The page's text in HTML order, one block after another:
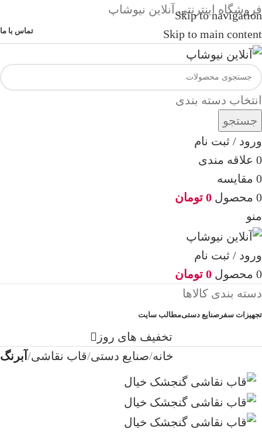
Skip to navigation
Skip to main content
فروشگاه اینترنتی آنلاین نیوشاپ
تماس با ما
انتخاب دسته بندی
جستجو
ورود / ثبت نام
0 علاقه مندی
0 مقایسه
0 محصول 0 تومان
منو
ورود / ثبت نام
0 محصول 0 تومان
دسته بندی کالاها
تجهیزات سفر صنایع دستیمطالب سایت
تخفیف های روز
خانه صنایع دستی قاب نقاشی آبرنگ